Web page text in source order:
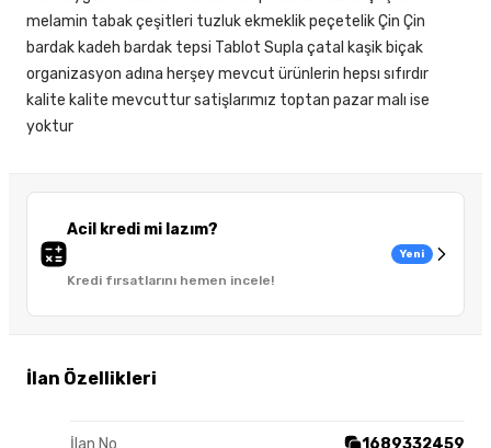
Acil kredi mi lazım?
Kredi fırsatlarını hemen incele!
Yeni
İlan Özellikleri
İlan No 1689332459
melamin tabak çeşitleri tuzluk ekmeklik peçetelik Çin Çin
bardak kadeh bardak tepsi Tablot Supla çatal kaşik biçak
organizasyon adına herşey mevcut ürünlerin hepsı sıfırdır
kalite kalite mevcuttur satişlarımız toptan pazar malı ise
yoktur